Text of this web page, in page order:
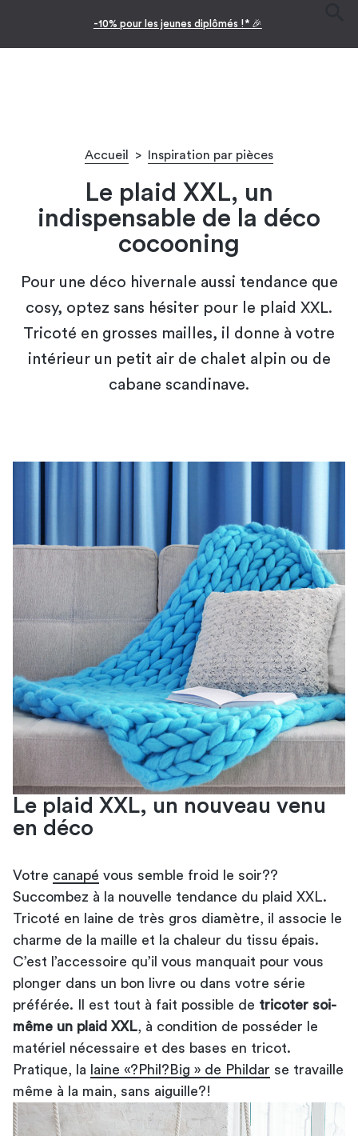
Facilitez vos achats avec le paiement en 10x
Accueil > Inspiration par pièces
Le plaid XXL, un
indispensable de la déco
cocooning
Pour une déco hivernale aussi tendance que
cosy, optez sans hésiter pour le plaid XXL.
Tricoté en grosses mailles, il donne à votre
intérieur un petit air de chalet alpin ou de
cabane scandinave.
Le plaid XXL, un nouveau venu
en déco
Votre canapé vous semble froid le soir??
Succombez à la nouvelle tendance du plaid XXL.
Tricoté en laine de très gros diamètre, il associe le
charme de la maille et la chaleur du tissu épais.
C’est l’accessoire qu’il vous manquait pour vous
plonger dans un bon livre ou dans votre série
préférée. Il est tout à fait possible de tricoter soi-
même un plaid XXL , à condition de posséder le
matériel nécessaire et des bases en tricot.
Pratique, la
laine «?Phil?Big » de Phildar se travaille
même à la main, sans aiguille?!